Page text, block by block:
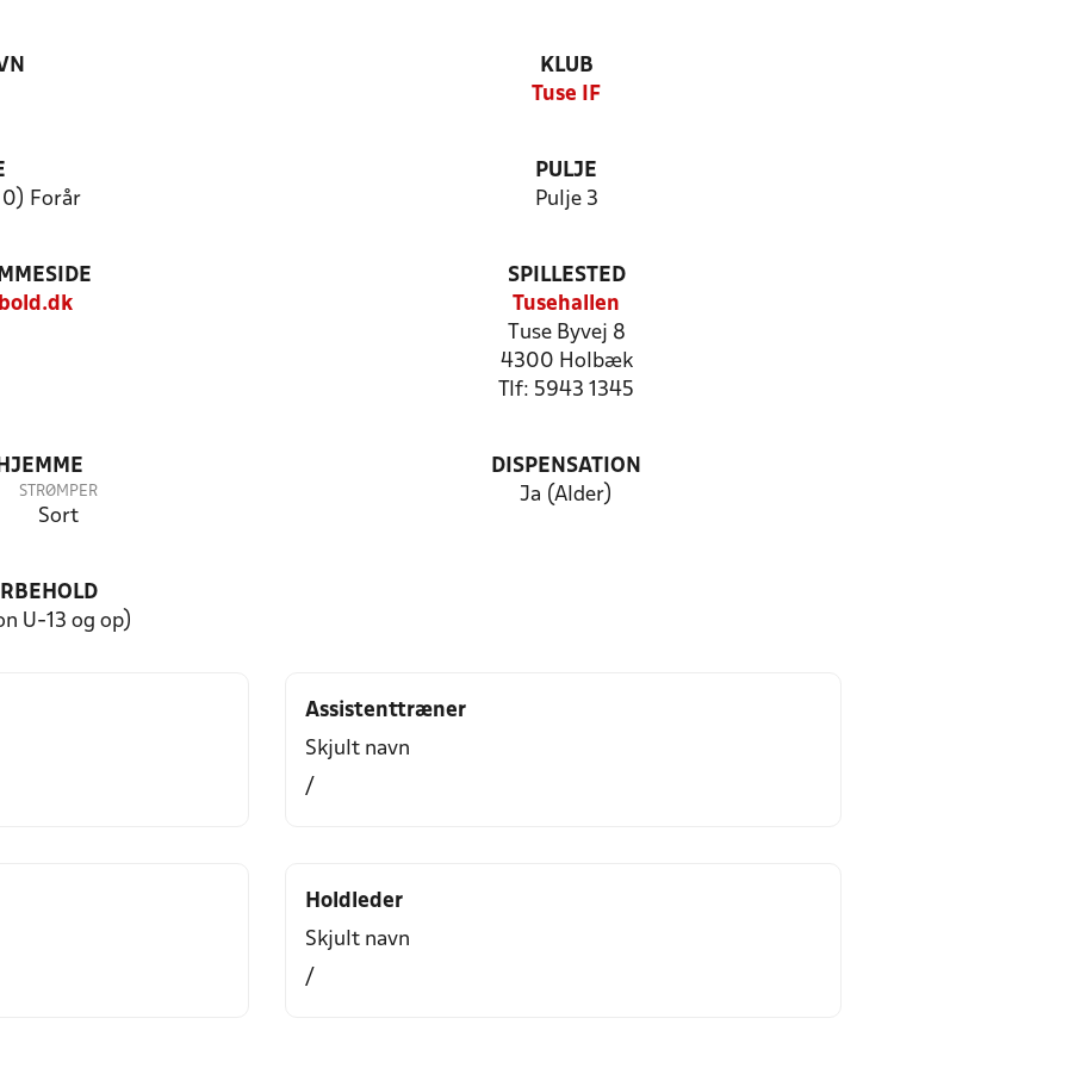
KLUB
Tuse IF
Forår
PULJE
Pulje 3
SPILLESTED
Tusehallen
Tuse Byvej 8
4300 Holbæk
Tlf: 5943 1345
STRØMPER
Sort
DISPENSATION
Ja (Alder)
U-13 og op)
Assistenttræner
Skjult navn
/
Holdleder
Skjult navn
/